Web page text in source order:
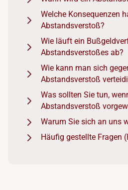
Welche Konsequenzen
Abstandsverstoß?
Wie läuft ein
Abstandsverstoßes ab?
Wie kann man sich
Abstandsverstoß
Was sollten Sie tun,
Abstandsverstoß
Warum Sie sich an uns
Häufig gestellte Fragen